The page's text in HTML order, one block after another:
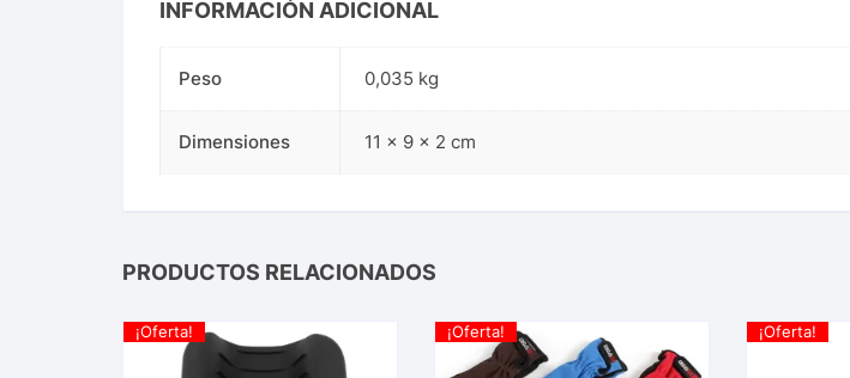
INFORMACIÓN ADICIONAL
Peso 0,035 kg
Dimensiones 11 × 9 × 2 cm
PRODUCTOS RELACIONADOS
¡Oferta! ¡Oferta! ¡Oferta!